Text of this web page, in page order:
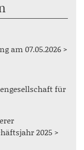
am 07.05.2026 >
für
2025 >